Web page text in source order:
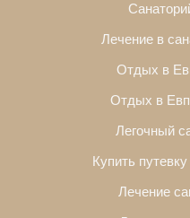
Лечение в
Отдых в
Отдых в
Легочный
Купить
Лечение